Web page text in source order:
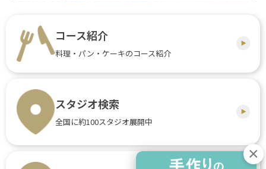
コース紹介
料理・パン・ケーキのコース紹介
スタジオ検索
全国に約100スタジオ展開中